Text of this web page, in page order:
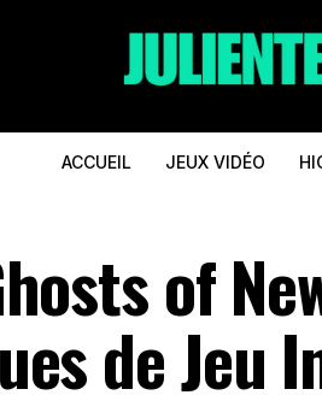
ACCUEIL JEUX VIDÉO
of
de Jeu